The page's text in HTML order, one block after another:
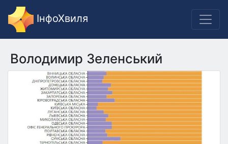
ІнфоХвиля
Володимир Зеленський